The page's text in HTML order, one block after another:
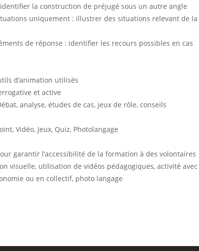
la construction de préjugé sous un autre angle
uniquement : illustrer des situations relevant de la
de réponse : identifier les recours possibles en cas
d’animation utilisés
et active
analyse, études de cas, jeux de rôle, conseils
Vidéo, Jeux, Quiz, Photolangage
garantir l’accessibilité de la formation à des volontaires
visuelle, utilisation de vidéos pédagogiques, activité avec
ou en collectif, photo langage